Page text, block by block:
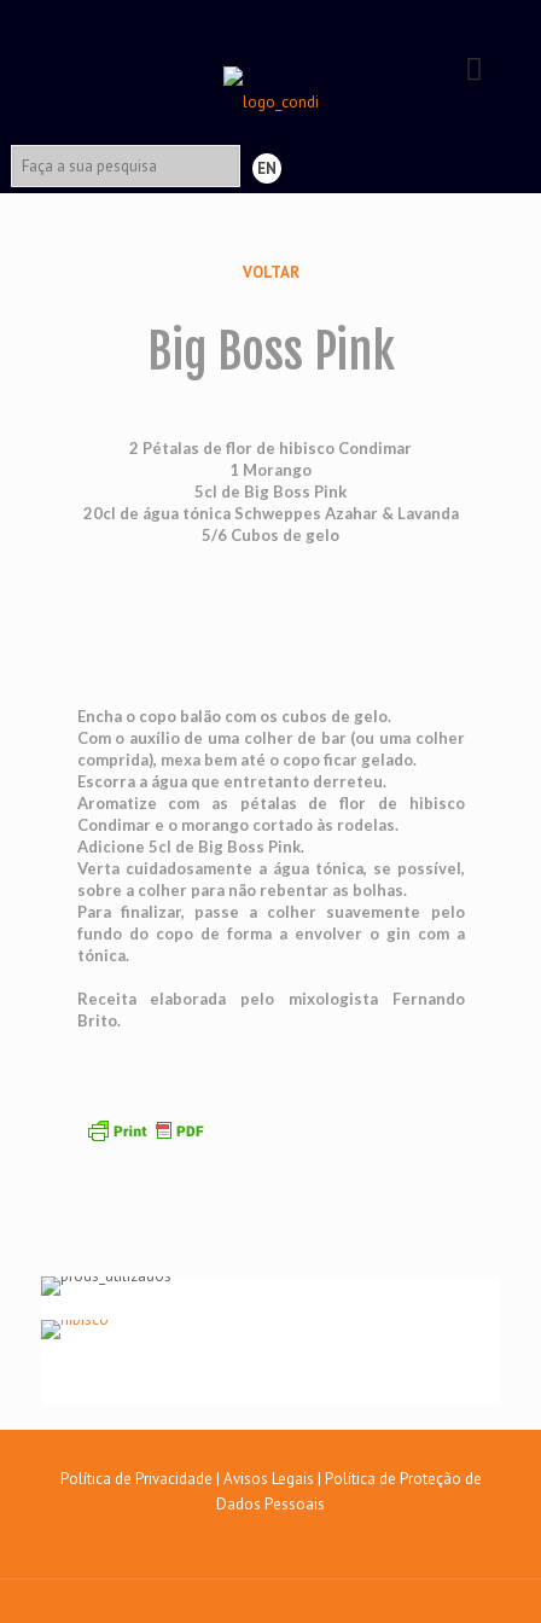
EN
VOLTAR
Big Boss Pink
2 Pétalas de flor de hibisco Condimar
1 Morango
5cl de Big Boss Pink
20cl de água tónica Schweppes Azahar & Lavanda
5/6 Cubos de gelo
Encha o copo balão com os cubos de gelo.
Com o auxílio de uma colher de bar (ou uma colher
comprida), mexa bem até o copo ficar gelado.
Escorra a água que entretanto derreteu.
Aromatize com as pétalas de flor de hibisco
Condimar e o morango cortado às rodelas.
Adicione 5cl de Big Boss Pink.
Verta cuidadosamente a água tónica, se possível,
sobre a colher para não rebentar as bolhas.
Para finalizar, passe a colher suavemente pelo
fundo do copo de forma a envolver o gin com a
tónica.
Receita elaborada pelo mixologista Fernando
Brito.
Política de Privacidade | Avisos Legais | Política de Proteção de
Dados Pessoais